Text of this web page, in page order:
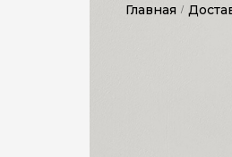
Главная /